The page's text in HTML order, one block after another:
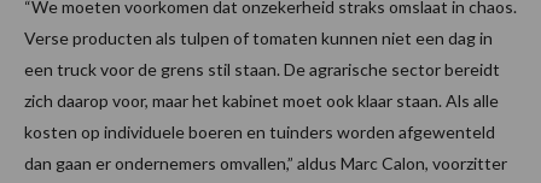
“We moeten voorkomen dat onzekerheid straks omslaat in chaos.
Verse producten als tulpen of tomaten kunnen niet een dag in
een truck voor de grens stil staan. De agrarische sector bereidt
zich daarop voor, maar het kabinet moet ook klaar staan. Als alle
kosten op individuele boeren en tuinders worden afgewenteld
dan gaan er ondernemers omvallen,” aldus Marc Calon, voorzitter